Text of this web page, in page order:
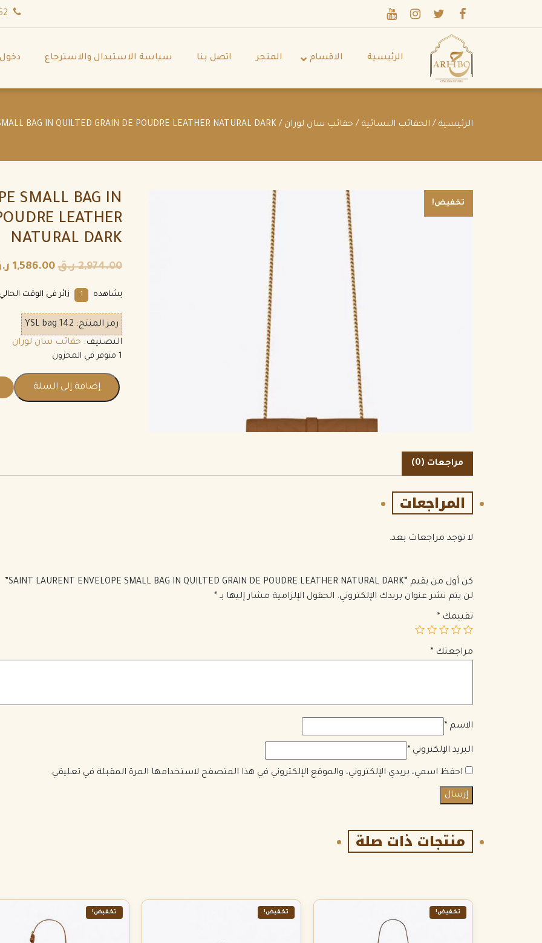
الرئيسية الاقسام المتجر اتصل بنا سياسة الاستبدال والاسترجاع دخول
الرئيسية / الحقائب النسائية / حقائب سان لوران / SAINT LAURENT ENVELOPE SMALL BAG IN QUILTED GRAIN DE POUDRE LEATHER NATURAL DARK
تخفيض!
SMALL BAG IN
LEATHER
NATURAL DARK
2,974.00 ر.ق 1,586.00
يشاهده 1 زائر فى الوقت
رمز المنتج: YSL bag 142
التصنيف: حقائب سان لوران
1 متوفر في المخزون
إضافة إلى السلة
مراجعات (0)
المراجعات
لا توجد مراجعات بعد.
كن أول من يقيم “SAINT LAURENT ENVELOPE SMALL BAG IN QUILTED GRAIN DE POUDRE LEATHER NATURAL DARK”
لن يتم نشر عنوان بريدك الإلكتروني. الحقول الإلزامية مشار إليها بـ *
تقييمك *
مراجعتك *
الاسم *
البريد الإلكتروني *
احفظ اسمي، بريدي الإلكتروني، والموقع الإلكتروني في هذا المتصفح لاستخدامها المرة المقبلة في تعليقي.
منتجات ذات صلة
تخفيض! تخفيض! تخفيض!